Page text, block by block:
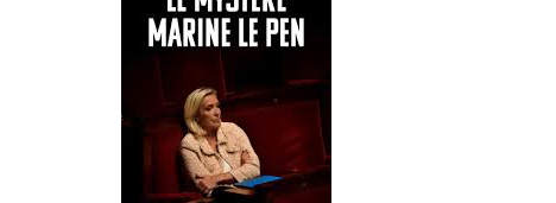
Métropole Nice Côte d'Azur